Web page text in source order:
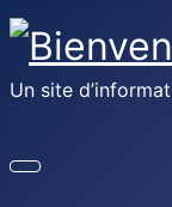
Un site